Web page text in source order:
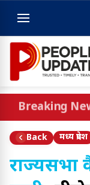
Breaking
Back मध्य प्रदेश
राज्यसभा